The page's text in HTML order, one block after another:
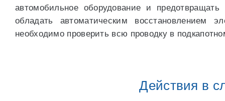
автомобильное оборудование и
обладать автоматическим восстановлением
необходимо проверить всю проводку в
Действия в